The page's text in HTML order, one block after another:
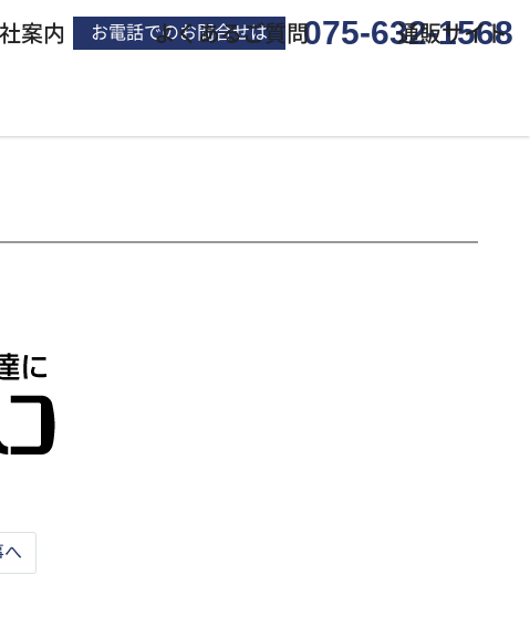
お電話でのお問合せは 075-632-1568
案内 よくあるご質問 通販サイト
へ